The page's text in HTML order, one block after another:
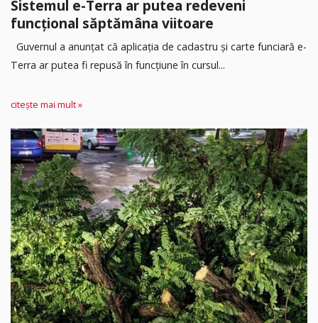
Sistemul e-Terra ar putea redeveni
funcțional săptămâna viitoare
Guvernul a anunțat că aplicația de cadastru și carte funciară e-
Terra ar putea fi repusă în funcțiune în cursul...
citește mai mult »